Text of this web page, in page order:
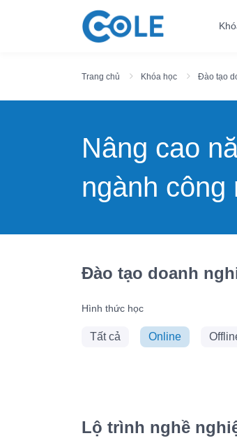
Trang chủ Khóa học Đào tạo
Nâng cao
ngành công
Đào tạo doanh
Hình thức học
Tất cả Online
Lộ trình nghề